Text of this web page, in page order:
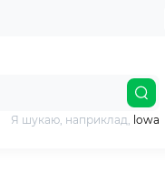
Я шукаю, наприклад, lowa